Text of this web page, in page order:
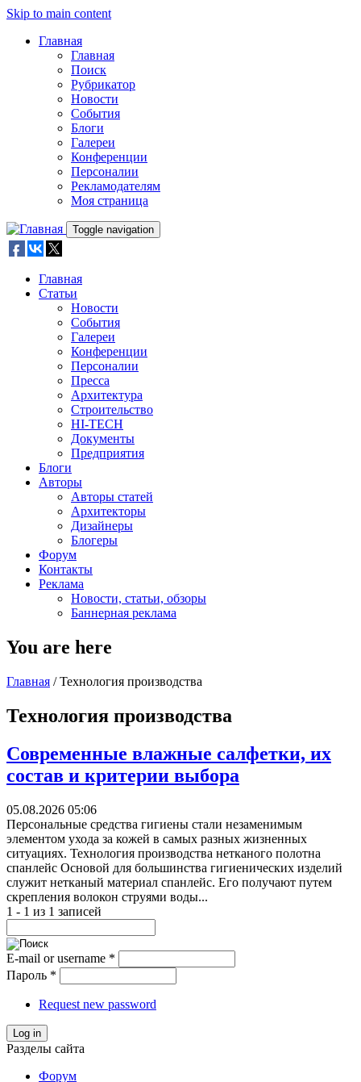
Skip to main content
Главная
Главная
Поиск
Рубрикатор
Новости
События
Блоги
Галереи
Конференции
Персоналии
Рекламодателям
Моя страница
Toggle navigation
Главная
Статьи
Новости
События
Галереи
Конференции
Персоналии
Пресса
Архитектура
Строительство
HI-TECH
Документы
Предприятия
Блоги
Авторы
Авторы статей
Архитекторы
Дизайнеры
Блогеры
Форум
Контакты
Реклама
Новости, статьи, обзоры
Баннерная реклама
You are here
Главная / Технология производства
Технология производства
Современные влажные салфетки, их
состав и критерии выбора
05.08.2026 05:06
Персональные средства гигиены стали незаменимым
элементом ухода за кожей в самых разных жизненных
ситуациях. Технология производства нетканого полотна
спанлейс Основой для большинства гигиенических изделий
служит нетканый материал спанлейс. Его получают путем
скрепления волокон струями воды...
1 - 1 из 1 записей
E-mail or username *
Пароль *
Request new password
Log in
Разделы сайта
Форум